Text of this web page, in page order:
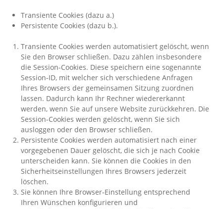
Transiente Cookies (dazu a.)
Persistente Cookies (dazu b.).
Transiente Cookies werden automatisiert gelöscht, wenn
Sie den Browser schließen. Dazu zählen insbesondere
die Session-Cookies. Diese speichern eine sogenannte
Session-ID, mit welcher sich verschiedene Anfragen
Ihres Browsers der gemeinsamen Sitzung zuordnen
lassen. Dadurch kann Ihr Rechner wiedererkannt
werden, wenn Sie auf unsere Website zurückkehren. Die
Session-Cookies werden gelöscht, wenn Sie sich
ausloggen oder den Browser schließen.
Persistente Cookies werden automatisiert nach einer
vorgegebenen Dauer gelöscht, die sich je nach Cookie
unterscheiden kann. Sie können die Cookies in den
Sicherheitseinstellungen Ihres Browsers jederzeit
löschen.
Sie können Ihre Browser-Einstellung entsprechend
Ihren Wünschen konfigurieren und